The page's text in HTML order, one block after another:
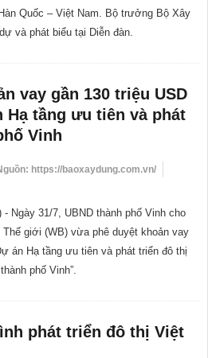
Quốc – Việt Nam. Bộ trưởng Bộ Xây
và phát biểu tại Diễn đàn.
vay gần 130 triệu USD
Hạ tầng ưu tiên và phát
Vinh
https://baoxaydung.com.vn/
Ngày 31/7, UBND thành phố Vinh cho
Thế giới (WB) vừa phê duyệt khoản vay
án Hạ tầng ưu tiên và phát triển đô thị
phố Vinh”.
phát triển đô thị Việt